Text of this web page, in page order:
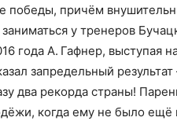
победы, причём
у тренеров
года А. Гафнер, выступая
запредельный результат
два рекорда страны!
когда ему не было ещё